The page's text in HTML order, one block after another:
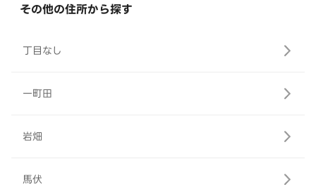
その他の住所から探す
丁目なし
一町田
岩畑
馬伏